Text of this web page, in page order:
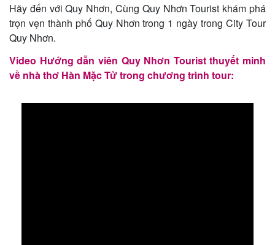
Hãy đến với Quy Nhơn, Cùng Quy Nhơn Tourist khám phá
trọn vẹn thành phố Quy Nhơn trong 1 ngày trong City Tour
Quy Nhơn.
Video Hướng dẫn viên Quy Nhơn Tourist thuyết minh
về nhà thơ Hàn Mặc Tử trong chương trình tour: